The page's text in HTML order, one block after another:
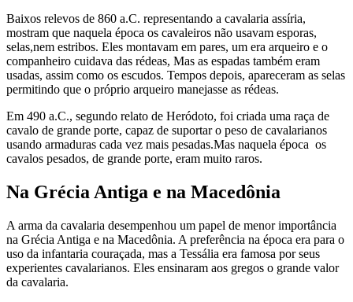
Baixos relevos de 860 a.C. representando a cavalaria assíria,
mostram que naquela época os cavaleiros não usavam esporas,
selas,nem estribos. Eles montavam em pares, um era arqueiro e o
companheiro cuidava das rédeas, Mas as espadas também eram
usadas, assim como os escudos. Tempos depois, apareceram as selas
permitindo que o próprio arqueiro manejasse as rédeas.
Em 490 a.C., segundo relato de Heródoto, foi criada uma raça de
cavalo de grande porte, capaz de suportar o peso de cavalarianos
usando armaduras cada vez mais pesadas.Mas naquela época os
cavalos pesados, de grande porte, eram muito raros.
Na Grécia Antiga e na Macedônia
A arma da cavalaria desempenhou um papel de menor importância
na Grécia Antiga e na Macedônia. A preferência na época era para o
uso da infantaria couraçada, mas a Tessália era famosa por seus
experientes cavalarianos. Eles ensinaram aos gregos o grande valor
da cavalaria.